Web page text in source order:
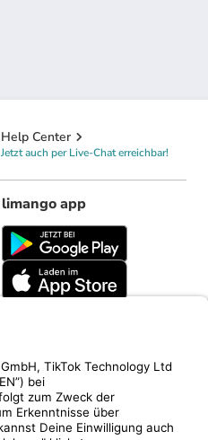
Help Center
Jetzt auch per Live-Chat erreichbar!
limango app
limango.nl limango.pl